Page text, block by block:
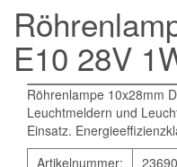
E10 28V
Röhrenlampe 10x28mm
Leuchtmeldern und
Einsatz.
Artikelnummer:
23690